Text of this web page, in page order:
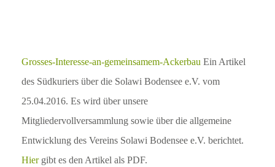
Grosses-Interesse-an-gemeinsamem-Ackerbau Ein Artikel
des Südkuriers über die Solawi Bodensee e.V. vom
25.04.2016. Es wird über unsere
Mitgliedervollversammlung sowie über die allgemeine
Entwicklung des Vereins Solawi Bodensee e.V. berichtet.
Hiergibt es den Artikel als PDF.